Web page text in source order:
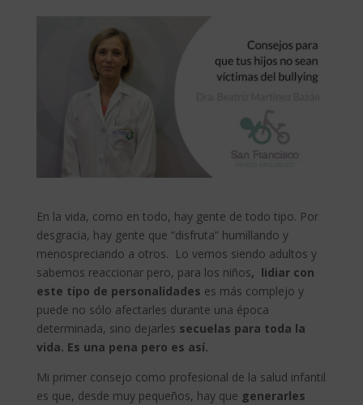
En la vida, como en todo, hay gente de todo tipo. Por
desgracia, hay gente que “disfruta” humillando y
menospreciando a otros. Lo vemos siendo adultos y
sabemos reaccionar pero, para los niños, lidiar con
este tipo de personalidades es más complejo y
puede no sólo afectarles durante una época
determinada, sino dejarles secuelas para toda la
vida. Es una pena pero es así.
Mi primer consejo como profesional de la salud infantil
es que, desde muy pequeños, hay que generarles